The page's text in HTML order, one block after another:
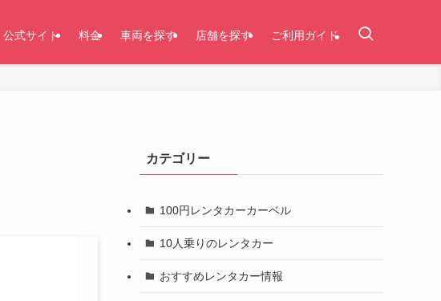
公式サイト 料金 車両を探す 店舗を探す ご利用ガイド
カテゴリー
100円レンタカーカーベル
10人乗りのレンタカー
おすすめレンタカー情報